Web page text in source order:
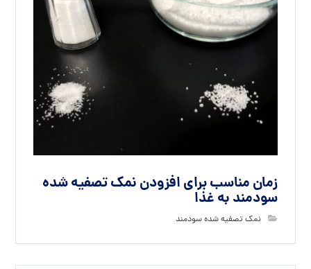
زمان مناسب برای افزودن نمک تصفیه شده
سودمند به غذا
نمک تصفیه شده سودمند